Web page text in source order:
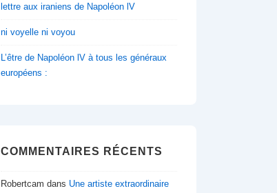
lettre aux iraniens de Napoléon lV
ni voyelle ni voyou
L’être de Napoléon lV à tous les généraux
européens :
COMMENTAIRES RÉCENTS
Robertcam dans Une artiste extraordinaire